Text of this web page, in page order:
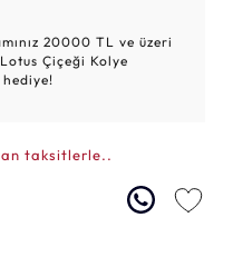
20000 TL ve üzeri
Çiçeği Kolye
taksitlerle..